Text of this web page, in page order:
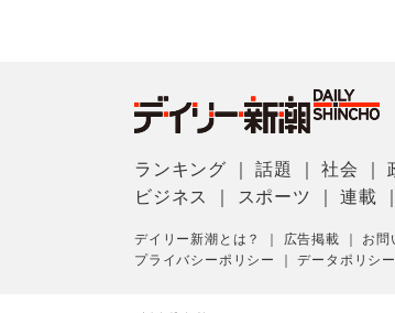
ランキング ｜話題 ｜社会 ｜
ビジネス
スポーツ ｜連載
デイリー新潮とは？ ｜ 広告掲載 ｜ お問
プライバシーポリシー
｜データポリシー